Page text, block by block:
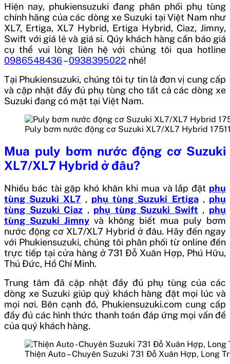
Hiện nay, phukiensuzuki đang phân phối phụ tùng
chính hãng của các dòng xe Suzuki tại Việt Nam như
XL7, Ertiga, XL7 Hybrid, Ertiga Hybrid, Ciaz, Jimny,
Swift với giá lẻ và giá sỉ. Qúy khách hàng cần báo giá
cụ thể vui lòng liên hệ với chúng tôi qua hotline
0986548436–0938395022 nhé!
Tại Phukiensuzuki, chúng tôi tự tin là đơn vị cung cấp
và cập nhật đầy đủ phụ tùng cho tất cả các dòng xe
Suzuki đang có mặt tại Việt Nam.
Puly bơm nước động cơ Suzuki XL7/XL7 Hybrid
Mua puly bơm nước động cơ Suzuki
XL7/XL7 Hybrid ở đâu?
Nhiều bác tài gặp khó khăn khi mua và lắp đặt phụ
tùng Suzuki XL7 , phụ tùng Suzuki Ertiga, phụ
tùng Suzuki Ciaz , phụ tùng Suzuki Swift , phụ
tùng Suzuki Jimny và không biết mua puly bơm
nước động cơ XL7/XL7 Hybrid ở đâu. Hãy đến ngay
với Phukiensuzuki, chúng tôi phân phối từ online đến
trực tiếp tại cửa hàng ở 731 Đỗ Xuân Hợp, Phú Hữu,
Thủ Đức, Hồ Chí Minh.
Trung tâm đã cập nhật đầy đủ phụ tùng của các
dòng xe Suzuki giúp quý khách hàng đặt mọi lúc và
mọi nơi. Bên cạnh đó, Phukiensuzuki.com cung cấp
đầy đủ các hình thức thanh toán đáp ứng mọi vấn đề
của quý khách hàng.
Thiện Auto – Chuyên Suzuki 731 Đỗ Xuân Hợp, Long